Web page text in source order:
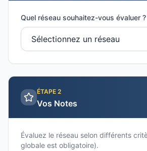
Quel réseau souhaitez-vous évaluer ?
ÉTAPE 2
Vos Notes
Évaluez le réseau selon différents
globale est obligatoire).